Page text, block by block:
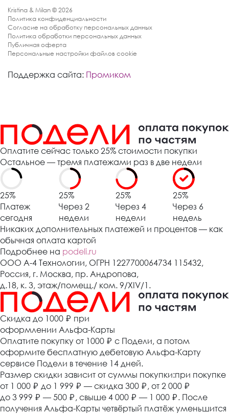
Kristina & Milan © 2026
Политика конфиденциальности
Согласие на обработку персональных данных
Политика обработки персональных данных
Публичная оферта
Персональные настройки файлов cookie
Поддержка сайта: Промиком
Оплатите сейчас только 25% стоимости покупки
Остальное — тремя платежами раз в две недели
25%
Платеж
сегодня
25%
Через 2
недели
25%
Через 4
недели
25%
Через 6
недель
Никаких дополнительных платежей и процентов — как
обычная оплата картой
Подробнее на podeli.ru
ООО А-4 Технологии, ОГРН 1227700064734 115432,
Россия, г. Москва, пр. Андропова,
д.18, к. 3, этаж/помещ./ ком. 9/XIV/1.
Cкидка до 1000 ₽ при
оформлении Альфа-Карты
Оплатите покупку от 1000 ₽ с Подели, а потом
оформите бесплатную дебетовую Альфа-Карту
сервисе Подели в течение 14 дней.
Размер скидки зависит от суммы покупки:при покупке
от 1 000 ₽ до 1 999 ₽ — скидка 300 ₽ , от 2 000 ₽
до 3 999 ₽ — 500 ₽ , свыше 4 000 ₽ — 1 000 ₽. После
получения Альфа-Карты четвёртый платёж уменьшится